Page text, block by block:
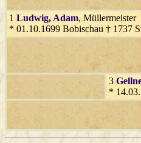
1 Ludwig, Adam, Müllermeister
* 01.10.1699 Bobischau † 1737
3
*